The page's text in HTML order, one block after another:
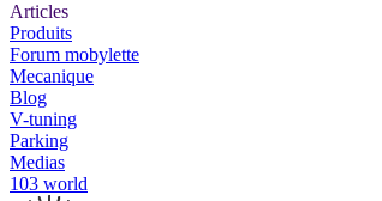
Articles
Produits
Forum mobylette
Mecanique
Blog
V-tuning
Parking
Medias
103 world